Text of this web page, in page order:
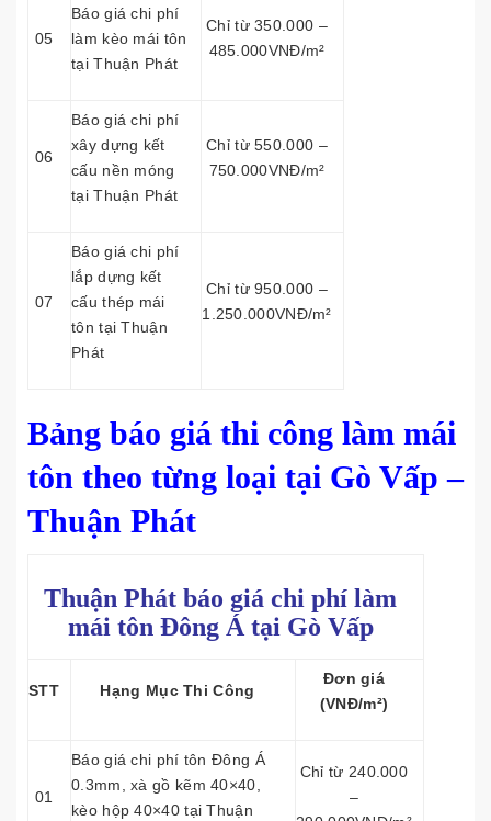
05
Báo giá chi phí
làm kèo mái tôn
tại Thuận Phát
Chỉ từ 350.000 –
485.000VNĐ/m²
06
Báo giá chi phí
xây dựng kết
cấu nền móng
tại Thuận Phát
Chỉ từ 550.000 –
750.000VNĐ/m²
07
Báo giá chi phí
lắp dựng kết
cấu thép mái
tôn tại Thuận
Phát
Chỉ từ 950.000 –
1.250.000VNĐ/m²
Bảng báo giá thi công làm mái
tôn theo từng loại tại Gò Vấp –
Thuận Phát
Thuận Phát báo giá chi phí làm
mái tôn Đông Á tại Gò Vấp
STT Hạng Mục Thi Công
Đơn giá
(VNĐ/m²)
01
Báo giá chi phí tôn Đông Á
0.3mm, xà gồ kẽm 40×40,
kèo hộp 40×40 tại Thuận
Chỉ từ 240.000
–